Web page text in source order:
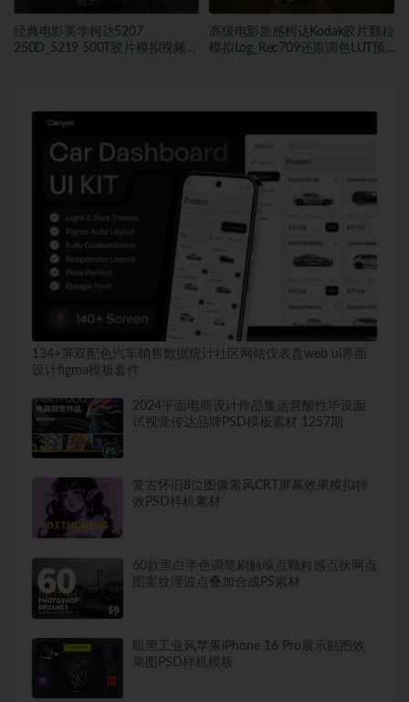
经典电影美学柯达5207
250D_5219 500T胶片模拟视频色
高级电影质感柯达Kodak胶片颗粒
模拟Log_Rec709还原调色LUT预
134+屏双配色汽车销售数据统计社区网站仪表盘web ui界面
设计figma模板套件
2024平面电商设计作品集运营酸性毕设面
试视觉传达品牌PSD模板素材 1257期
复古怀旧8位图像素风CRT屏幕效果模拟特
效PSD样机素材
60款黑白半色调笔刷触噪点颗粒感点状网点
图案纹理波点叠加合成PS素材
暗黑工业风苹果iPhone 16 Pro展示贴图效
果图PSD样机模板